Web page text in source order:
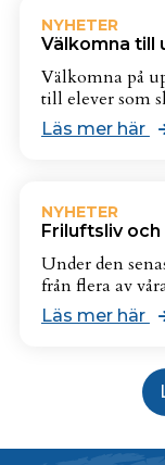
NYHETER
Välkomna
Välkomna på
till elever som
Läs mer här
NYHETER
Friluftsliv
Under den
från flera av
Läs mer här